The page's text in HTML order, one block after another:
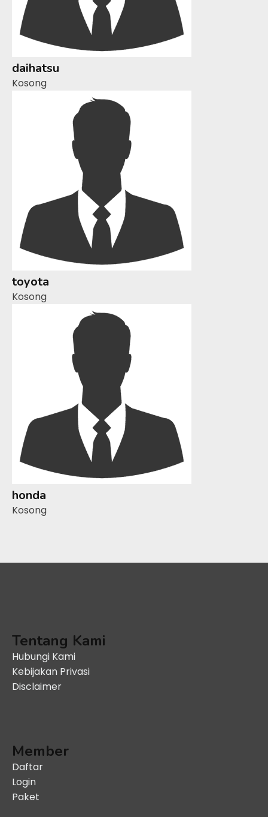
daihatsu
Kosong
toyota
Kosong
honda
Kosong
Tentang Kami
Hubungi Kami
Kebijakan Privasi
Disclaimer
Member
Daftar
Login
Paket